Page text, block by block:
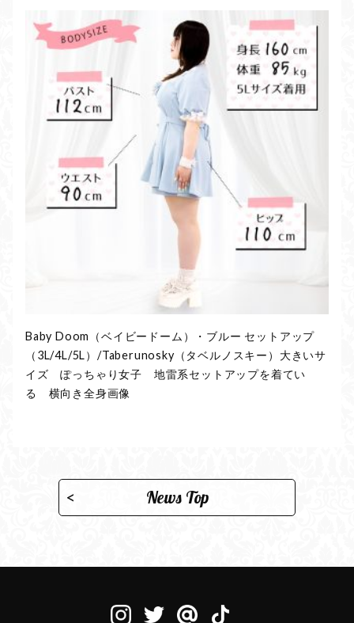
Baby Doom（ベイビードーム）・ブルー セットアップ
（3L/4L/5L）/Taberunosky（タベルノスキー）大きいサ
イズ ぽっちゃり女子 地雷系セットアップを着てい
る 横向き全身画像
News Top